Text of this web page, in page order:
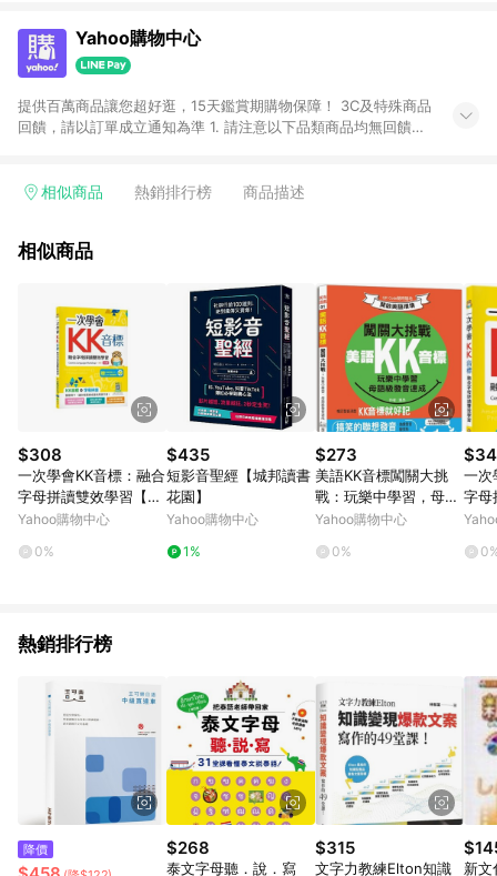
Yahoo購物中心
提供百萬商品讓您超好逛，15天鑑賞期購物保障！ 3C及特殊商品
回饋，請以訂單成立通知為準 1. 請注意以下品類商品均無回饋：
電玩/遊戲/相機/單眼/鏡頭/拍立得 [2024/6/1起適用] -內接硬
的購回饋活動享Yahoo超贈點回饋者 - 購物中心商店之商品：商
3. 訂單回饋金額將扣除運費/購物金/超贈點/福利金/紅利折抵/折
價券等虛擬貨幣折抵 4. 大宗採購或批發轉賣不具回饋資格： 如
有相關事證認定您為大宗採購、批發轉賣而非最終消費使用者，
相關認定以Yahoo購物中心之認定為準
相似商品 熱銷排行榜 商品描述
相似商品
$308
一次學會KK音標：融合
字母拼讀雙效學習【2
版】(加贈寂天雲Mebo
Yahoo購物中心
0%
$435
短影音聖經【城邦讀書
花園】
Yahoo購物中心
1%
$273
美語KK音標闖關大挑
戰：玩樂中學習，母語
級發音速成 QR Code
（25K+QR碼線上音
Yahoo購物中心
0%
一次
字母
版】
熱銷排行榜
降價 $268
泰文字母聽．說．寫
$315
文字力教練Elton知識 新